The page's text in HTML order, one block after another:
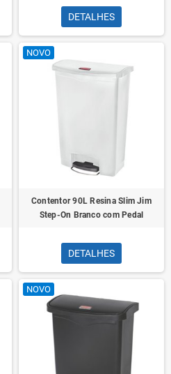
DETALHES
NOVO
Contentor 90L Resina Slim Jim
Step-On Branco com Pedal
DETALHES
NOVO